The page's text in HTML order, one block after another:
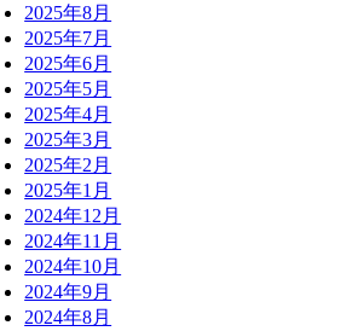
2025年8月
2025年7月
2025年6月
2025年5月
2025年4月
2025年3月
2025年2月
2025年1月
2024年12月
2024年11月
2024年10月
2024年9月
2024年8月